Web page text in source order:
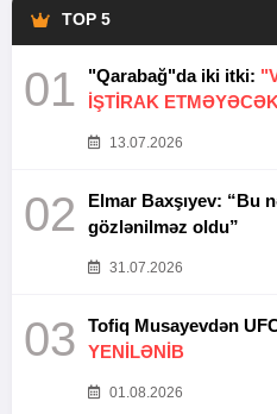
TOP 5
01 "Qarabağ"da iki itki:
İŞTİRAK
13.07.2026
02
Elmar Baxşıyev: “Bu
gözlənilməz oldu”
31.07.2026
03
YENİLƏNİB
01.08.2026